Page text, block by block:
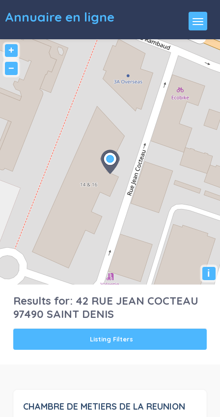
Annuaire en ligne
+
−
i
Results for: 42 RUE JEAN COCTEAU
97490 SAINT DENIS
Listing Filters
0
CHAMBRE DE METIERS DE LA REUNION